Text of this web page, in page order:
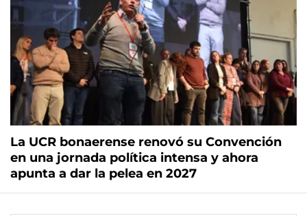
La UCR bonaerense renovó su Convención
en una jornada política intensa y ahora
apunta a dar la pelea en 2027